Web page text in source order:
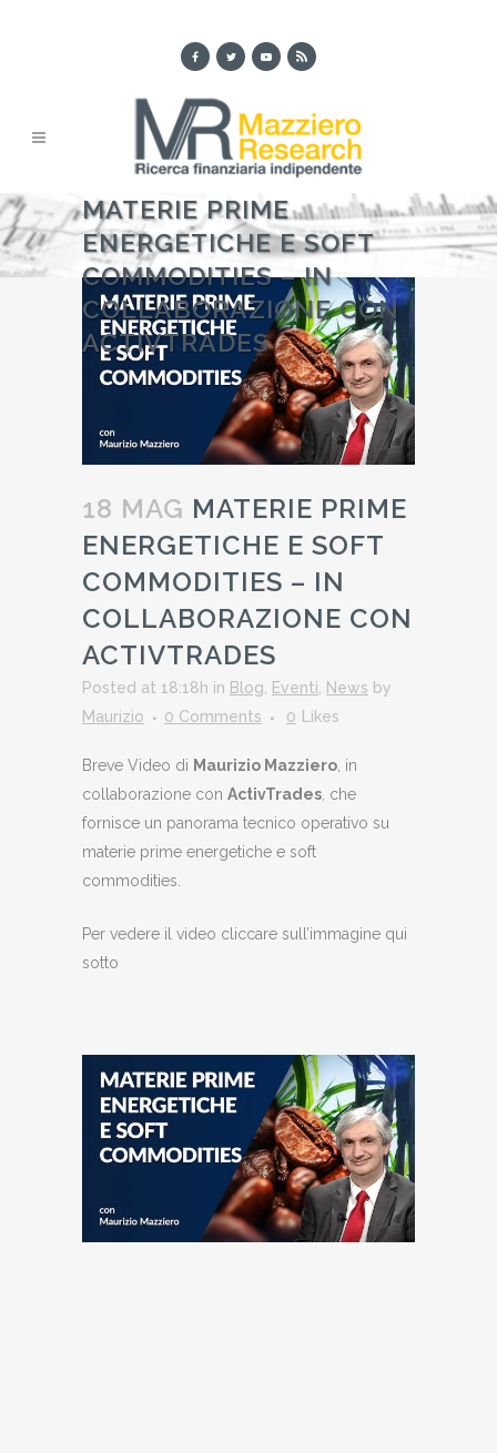
MATERIE PRIME
ENERGETICHE E SOFT
COMMODITIES – IN
COLLABORAZIONE CON
ACTIVTRADES
18 MAG MATERIE PRIME
ENERGETICHE E SOFT
COMMODITIES – IN
COLLABORAZIONE CON
ACTIVTRADES
Posted at 18:18h in Blog Eventi News by
Maurizio
0 Comments 0 Likes
Breve Video di Maurizio Mazziero , in
collaborazione con ActivTrades , che
fornisce un panorama tecnico operativo su
materie prime energetiche e soft
commodities.
Per vedere il video cliccare sull’immagine qui
sotto